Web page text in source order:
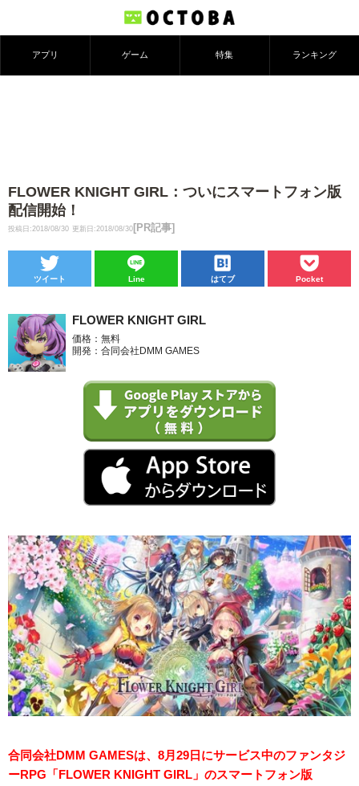
アプリ ゲーム 特集 ランキング
FLOWER KNIGHT GIRL：ついにスマートフォン版
配信開始！
投稿日:2018/08/30 更新日:2018/08/30 [PR記事]
ツイート Line はてブ Pocket
FLOWER KNIGHT GIRL
価格：無料
開発：合同会社DMM GAMES
合同会社DMM GAMESは、8月29日にサービス中のファンタジ
ーRPG「FLOWER KNIGHT GIRL」のスマートフォン版